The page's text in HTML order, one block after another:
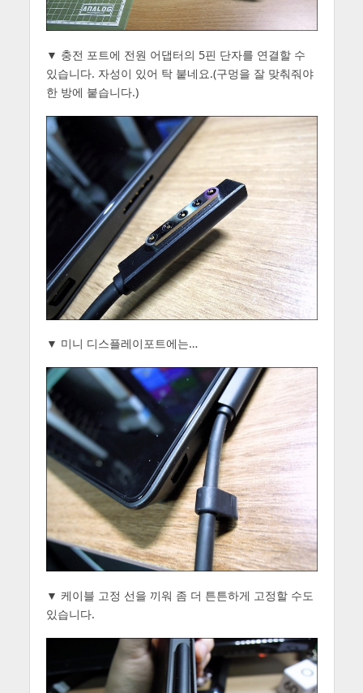
▼ 충전 포트에 전원 어댑터의 5핀 단자를 연결할 수
있습니다. 자성이 있어 탁 붙네요.(구멍을 잘 맞춰줘야
한 방에 붙습니다.)
▼ 미니 디스플레이포트에는…
▼ 케이블 고정 선을 끼워 좀 더 튼튼하게 고정할 수도
있습니다.